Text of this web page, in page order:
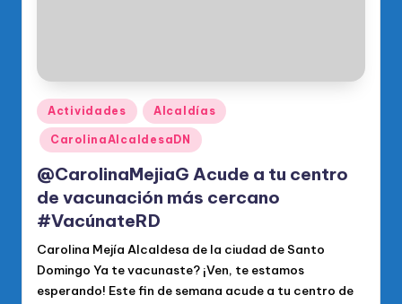
Publicado
en
Actividades Alcaldías
CarolinaAlcaldesaDN
@CarolinaMejiaG Acude a tu centro
de vacunación más cercano
#VacúnateRD
Carolina Mejía Alcaldesa de la ciudad de Santo
Domingo Ya te vacunaste? ¡Ven, te estamos
esperando! Este fin de semana acude a tu centro de